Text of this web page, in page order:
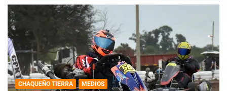
CHAQUEÑO TIERRA MEDIOS